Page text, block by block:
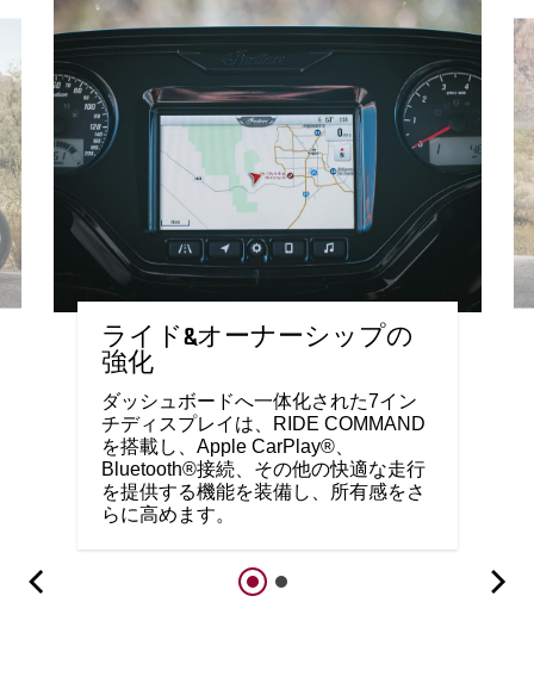
ライド&オーナーシップの
強化
ダッシュボードへ一体化された7イン
チディスプレイは、RIDE COMMAND
を搭載し、Apple CarPlay®、
Bluetooth®接続、その他の快適な走行
を提供する機能を装備し、所有感をさ
らに高めます。